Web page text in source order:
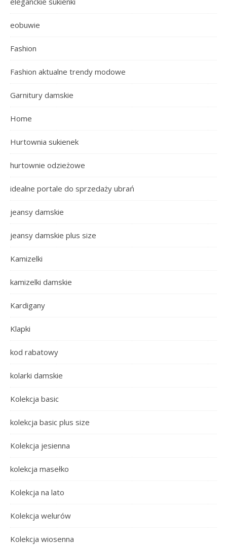
eobuwie
Fashion
Fashion aktualne trendy modowe
Garnitury damskie
Home
Hurtownia sukienek
hurtownie odzieżowe
idealne portale do sprzedaży ubrań
jeansy damskie
jeansy damskie plus size
Kamizelki
kamizelki damskie
Kardigany
Klapki
kod rabatowy
kolarki damskie
Kolekcja basic
kolekcja basic plus size
Kolekcja jesienna
kolekcja masełko
Kolekcja na lato
Kolekcja welurów
Kolekcja wiosenna